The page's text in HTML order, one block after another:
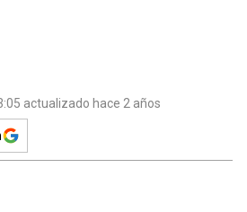
actualizado hace 2 años